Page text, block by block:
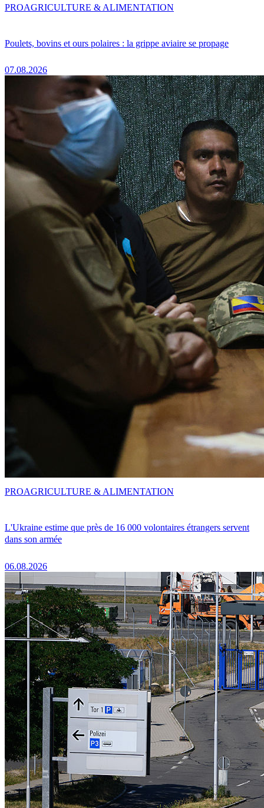
Poulets, bovins et ours polaires : la grippe aviaire se propage
07.08.2026
PROAGRICULTURE & ALIMENTATION
L'Ukraine estime que près de 16 000 volontaires étrangers servent
dans son armée
06.08.2026
PROAGRICULTURE & ALIMENTATION